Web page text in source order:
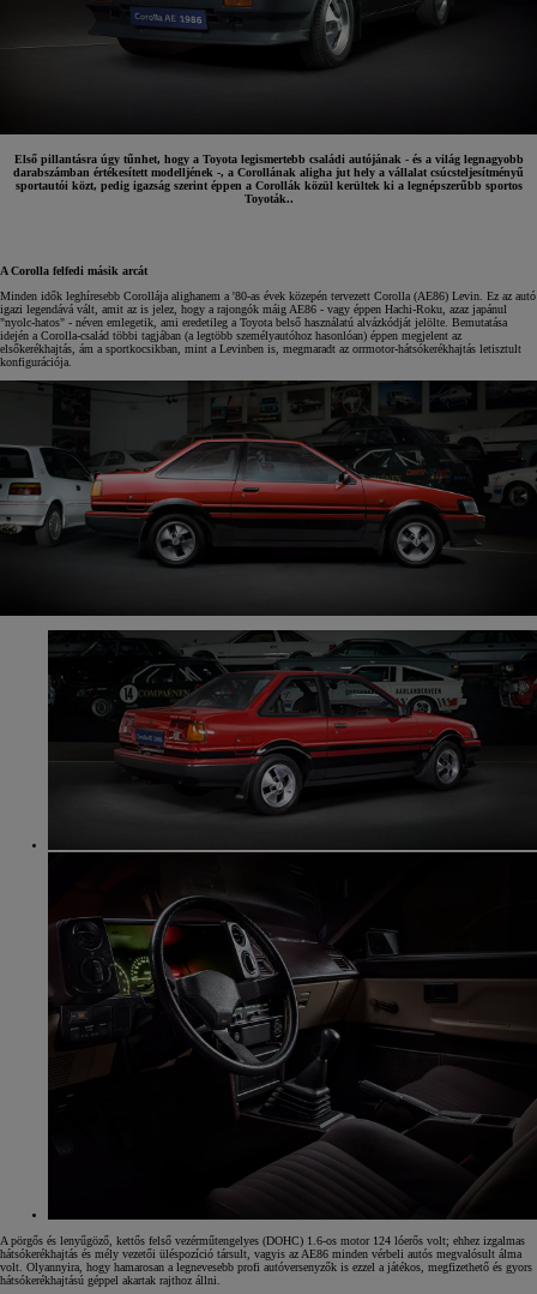
Első pillantásra úgy tűnhet, hogy a Toyota legismertebb családi autójának - és a világ legnagyobb
darabszámban értékesített modelljének -, a Corollának aligha jut hely a vállalat csúcsteljesítményű
sportautói közt, pedig igazság szerint éppen a Corollák közül kerültek ki a legnépszerűbb sportos
Toyoták..
A Corolla felfedi másik arcát
Minden idők leghíresebb Corollája alighanem a '80-as évek közepén tervezett Corolla (AE86) Levin. Ez az autó
igazi legendává vált, amit az is jelez, hogy a rajongók máig AE86 - vagy éppen Hachi-Roku, azaz japánul
"nyolc-hatos" - néven emlegetik, ami eredetileg a Toyota belső használatú alvázkódját jelölte. Bemutatása
idején a Corolla-család többi tagjában (a legtöbb személyautóhoz hasonlóan) éppen megjelent az
elsőkerékhajtás, ám a sportkocsikban, mint a Levinben is, megmaradt az orrmotor-hátsókerékhajtás letisztult
konfigurációja.
A pörgős és lenyűgöző, kettős felső vezérműtengelyes (DOHC) 1.6-os motor 124 lóerős volt; ehhez izgalmas
hátsókerékhajtás és mély vezetői üléspozíció társult, vagyis az AE86 minden vérbeli autós megvalósult álma
volt. Olyannyira, hogy hamarosan a legnevesebb profi autóversenyzők is ezzel a játékos, megfizethető és gyors
hátsókerékhajtású géppel akartak rajthoz állni.